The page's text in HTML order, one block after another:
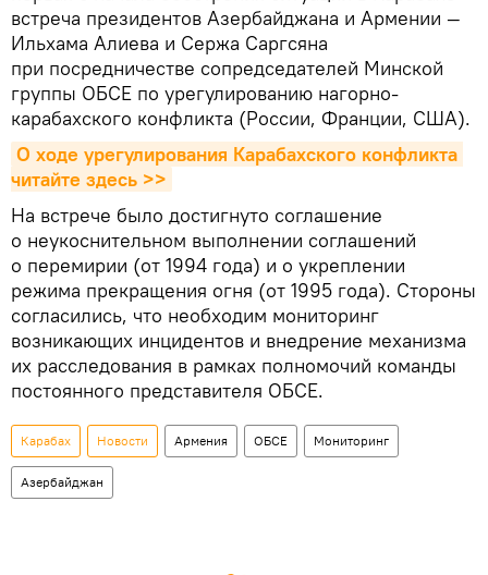
встреча президентов Азербайджана и Армении —
Ильхама Алиева и Сержа Саргсяна
при посредничестве сопредседателей Минской
группы ОБСЕ по урегулированию нагорно-
карабахского конфликта (России, Франции, США).
О ходе урегулирования Карабахского конфликта
читайте здесь >>
На встрече было достигнуто соглашение
о неукоснительном выполнении соглашений
о перемирии (от 1994 года) и о укреплении
режима прекращения огня (от 1995 года). Стороны
согласились, что необходим мониторинг
возникающих инцидентов и внедрение механизма
их расследования в рамках полномочий команды
постоянного представителя ОБСЕ.
Карабах Новости Армения ОБСЕ Мониторинг
Азербайджан